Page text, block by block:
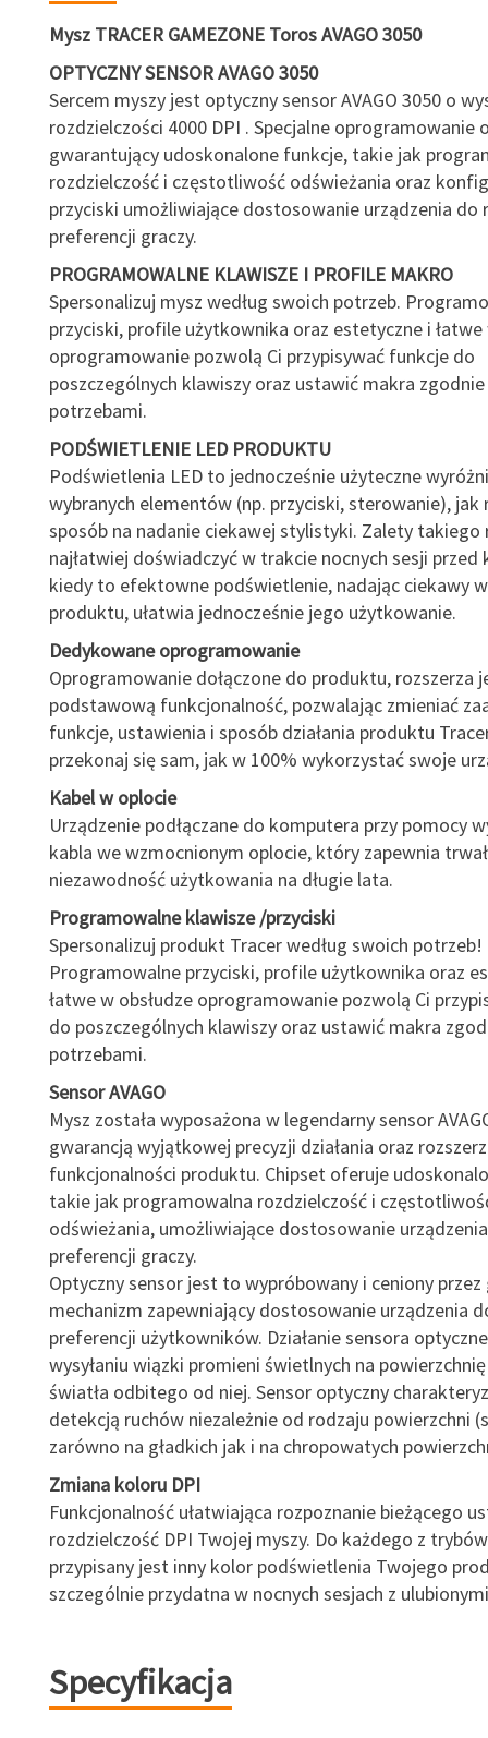
Mysz TRACER GAMEZONE Toros AVAGO 3050
OPTYCZNY SENSOR AVAGO 3050
Sercem myszy jest optyczny sensor AVAGO 3050 o
rozdzielczości 4000 DPI . Specjalne oprogramowanie
gwarantujący udoskonalone funkcje, takie jak
rozdzielczość i częstotliwość odświeżania oraz
przyciski umożliwiające dostosowanie urządzenia do
preferencji graczy.
PROGRAMOWALNE KLAWISZE I PROFILE MAKRO
Spersonalizuj mysz według swoich potrzeb.
przyciski, profile użytkownika oraz estetyczne i łatwe
oprogramowanie pozwolą Ci przypisywać funkcje do
poszczególnych klawiszy oraz ustawić makra
potrzebami.
PODŚWIETLENIE LED PRODUKTU
Podświetlenia LED to jednocześnie użyteczne
wybranych elementów (np. przyciski, sterowanie), jak
sposób na nadanie ciekawej stylistyki. Zalety takiego
najłatwiej doświadczyć w trakcie nocnych sesji
kiedy to efektowne podświetlenie, nadając ciekawy
produktu, ułatwia jednocześnie jego użytkowanie.
Dedykowane oprogramowanie
Oprogramowanie dołączone do produktu, rozszerza
podstawową funkcjonalność, pozwalając zmieniać
funkcje, ustawienia i sposób działania produktu
przekonaj się sam, jak w 100% wykorzystać swoje
Kabel w oplocie
Urządzenie podłączane do komputera przy pomocy
kabla we wzmocnionym oplocie, który zapewnia
niezawodność użytkowania na długie lata.
Programowalne klawisze /przyciski
Spersonalizuj produkt Tracer według swoich potrzeb!
Programowalne przyciski, profile użytkownika oraz
łatwe w obsłudze oprogramowanie pozwolą Ci
do poszczególnych klawiszy oraz ustawić makra
potrzebami.
Sensor AVAGO
Mysz została wyposażona w legendarny sensor
gwarancją wyjątkowej precyzji działania oraz
funkcjonalności produktu. Chipset oferuje
takie jak programowalna rozdzielczość i
odświeżania, umożliwiające dostosowanie
preferencji graczy.
Optyczny sensor jest to wypróbowany i ceniony przez
mechanizm zapewniający dostosowanie urządzenia
preferencji użytkowników. Działanie sensora
wysyłaniu wiązki promieni świetlnych na
światła odbitego od niej. Sensor optyczny
detekcją ruchów niezależnie od rodzaju powierzchni
zarówno na gładkich jak i na chropowatych
Zmiana koloru DPI
Funkcjonalność ułatwiająca rozpoznanie bieżącego
rozdzielczość DPI Twojej myszy. Do każdego z
przypisany jest inny kolor podświetlenia Twojego
szczególnie przydatna w nocnych sesjach z
Specyfikacja